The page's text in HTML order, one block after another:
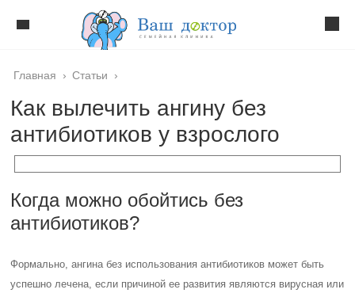
Главная › Статьи ›
Как вылечить ангину без
антибиотиков у взрослого
Когда можно обойтись без
антибиотиков?
Формально, ангина без использования антибиотиков может быть
успешно лечена, если причиной ее развития являются вирусная или